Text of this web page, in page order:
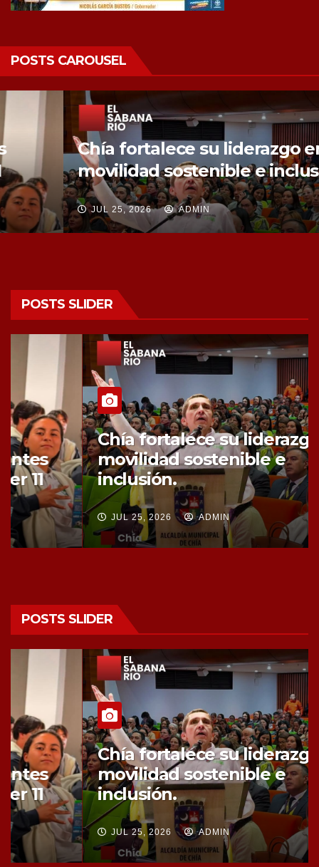
POSTS CAROUSEL
Chía fortalece su liderazgo en
movilidad sostenible e inclusión.
JUL 25, 2026 ADMIN
POSTS SLIDER
Chía fortalece su liderazgo en
movilidad sostenible e
inclusión.
JUL 25, 2026 ADMIN
POSTS SLIDER
Chía fortalece su liderazgo en
movilidad sostenible e
inclusión.
JUL 25, 2026 ADMIN